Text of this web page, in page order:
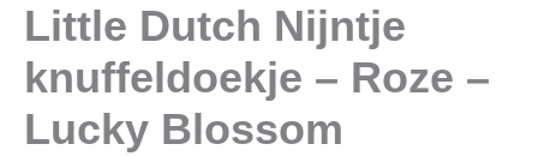
Little Dutch Nijntje
knuffeldoekje – Roze –
Lucky Blossom